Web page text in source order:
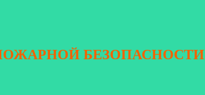
БЕЗОПАСНОСТИ